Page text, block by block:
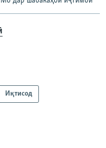
Иқтисод